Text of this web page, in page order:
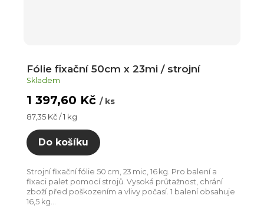
Fólie fixační 50cm x 23mi / strojní
Skladem
1 397,60 Kč / ks
Měrná
87,35 Kč / 1 kg
Do košíku
Strojní fixační fólie 50 cm, 23 mic, 16 kg. Pro balení a
fixaci palet pomocí strojů. Vysoká průtažnost, chrání
zboží před poškozením a vlivy počasí. 1 balení obsahuje
16,5 kg...